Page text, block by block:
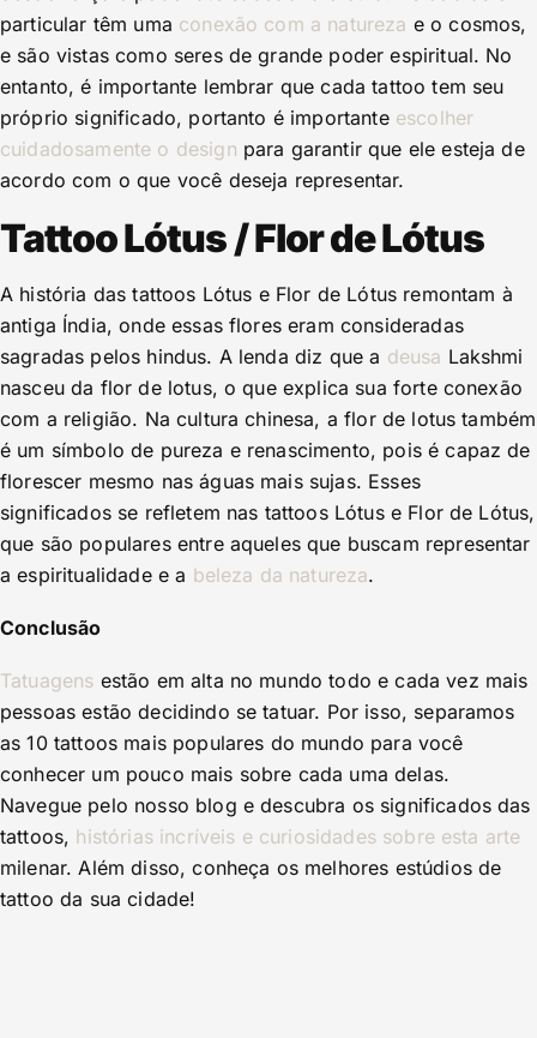
particular têm uma conexão com a natureza e o cosmos,
e são vistas como seres de grande poder espiritual. No
entanto, é importante lembrar que cada tattoo tem seu
próprio significado, portanto é importante escolher
cuidadosamente o design para garantir que ele esteja de
acordo com o que você deseja representar.
Tattoo Lótus / Flor de Lótus
A história das tattoos Lótus e Flor de Lótus remontam à
antiga Índia, onde essas flores eram consideradas
sagradas pelos hindus. A lenda diz que a deusa Lakshmi
nasceu da flor de lotus, o que explica sua forte conexão
com a religião. Na cultura chinesa, a flor de lotus também
é um símbolo de pureza e renascimento, pois é capaz de
florescer mesmo nas águas mais sujas. Esses
significados se refletem nas tattoos Lótus e Flor de Lótus,
que são populares entre aqueles que buscam representar
a espiritualidade e a beleza da natureza.
Conclusão
Tatuagens estão em alta no mundo todo e cada vez mais
pessoas estão decidindo se tatuar. Por isso, separamos
as 10 tattoos mais populares do mundo para você
conhecer um pouco mais sobre cada uma delas.
Navegue pelo nosso blog e descubra os significados das
tattoos, histórias incríveis e curiosidades sobre esta arte
milenar. Além disso, conheça os melhores estúdios de
tattoo da sua cidade!